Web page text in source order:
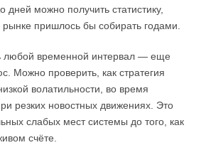
дней можно получить статистику,
пришлось бы собирать годами.
любой временной интервал — еще
Можно проверить, как стратегия
волатильности, во время
резких новостных движениях. Это
слабых мест системы до того, как
счёте.